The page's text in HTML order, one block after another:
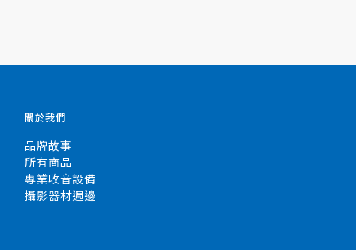
關於我們
品牌故事
所有商品
專業收音設備
攝影器材週邊